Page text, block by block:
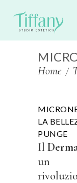
Home
LA
PUNGE
Il
un